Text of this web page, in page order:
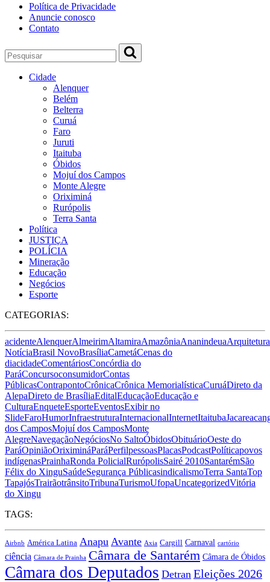
Política de Privacidade
Anuncie conosco
Contato
Cidade
Alenquer
Belém
Belterra
Curuá
Faro
Juruti
Itaituba
Óbidos
Mojuí dos Campos
Monte Alegre
Oriximiná
Rurópolis
Terra Santa
Política
JUSTIÇA
POLÍCIA
Mineração
Educação
Negócios
Esporte
CATEGORIAS:
acidenteAlenquerAlmeirimAltamiraAmazôniaAnanindeuaArquitetura
NotíciaBrasil NovoBrasíliaCametáCenas do
diacidadeComentáriosConcórdia do
ParáConcursoconsumidorContas
PúblicasContrapontoCrônicaCrônica MemorialísticaCuruáDireto da
AlepaDireto de BrasíliaEditalEducaçãoEducação e
CulturaEnqueteEsporteEventosExibir no
SlideFaroHumorInfraestruturaInternacionalInternetItaituba
dos CamposMojuí dos CamposMonte
AlegreNavegaçãoNegóciosNo SaltoÓbidosObituárioOeste do
ParáOpiniãoOriximináParáPerfilpessoasPlacasPodcastPolíticapovos
indígenasPrainhaRonda PolicialRurópolisSairé 2010SantarémSão
Félix do XinguSaúdeSegurança PúblicasindicalismoTerra SantaTop
TapajósTrairãotrânsitoTribunaTurismoUfopaUncategorizedVitória
do Xingu
TAGS:
Airbnb América Latina Anapu Avante Axia Cargill Carnaval cartório
ciência Câmara de Prainha Câmara de Santarém Câmara de Óbidos
Câmara dos Deputados Detran Eleições 2026